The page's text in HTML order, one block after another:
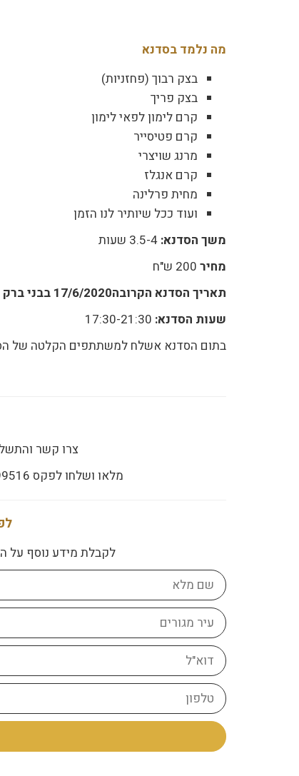
מה נלמד בסדנא
בצק רבוך (פחזניות)
בצק פריך
קרם לימון לפאי לימון
קרם פטיסייר
מרנג שויצרי
קרם אנגלז
מחית פרלינה
ועוד ככל שיותיר לנו הזמן
משך הסדנא:
מחיר
תאריך הסדנא הקרובה17/6/2020
בבני ברק
שעות הסדנא:
בתום הסדנא אשלח למשתתפים הקלטה של
צרו קשר
מלאו ושלחו לפקס 03-5799516 או למייל
לקבלת מידע נוסף על
שם
מלא
עיר
מגורים
דוא"ל
טלפון